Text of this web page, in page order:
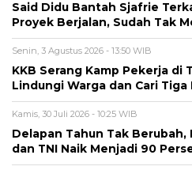
Said Didu Bantah Sjafrie
Proyek Berjalan, Sudah Tak
Senin, 3 Agustus 2026 - 13:50 WIB
KKB Serang Kamp Pekerja di
Lindungi Warga dan Cari Tiga
Kamis, 30 Juli 2026 - 10:25 WIB
Delapan Tahun Tak
dan TNI Naik Menjadi 90